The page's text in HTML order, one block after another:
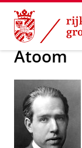
Skip
Content
Skip
Navigation
Atoom